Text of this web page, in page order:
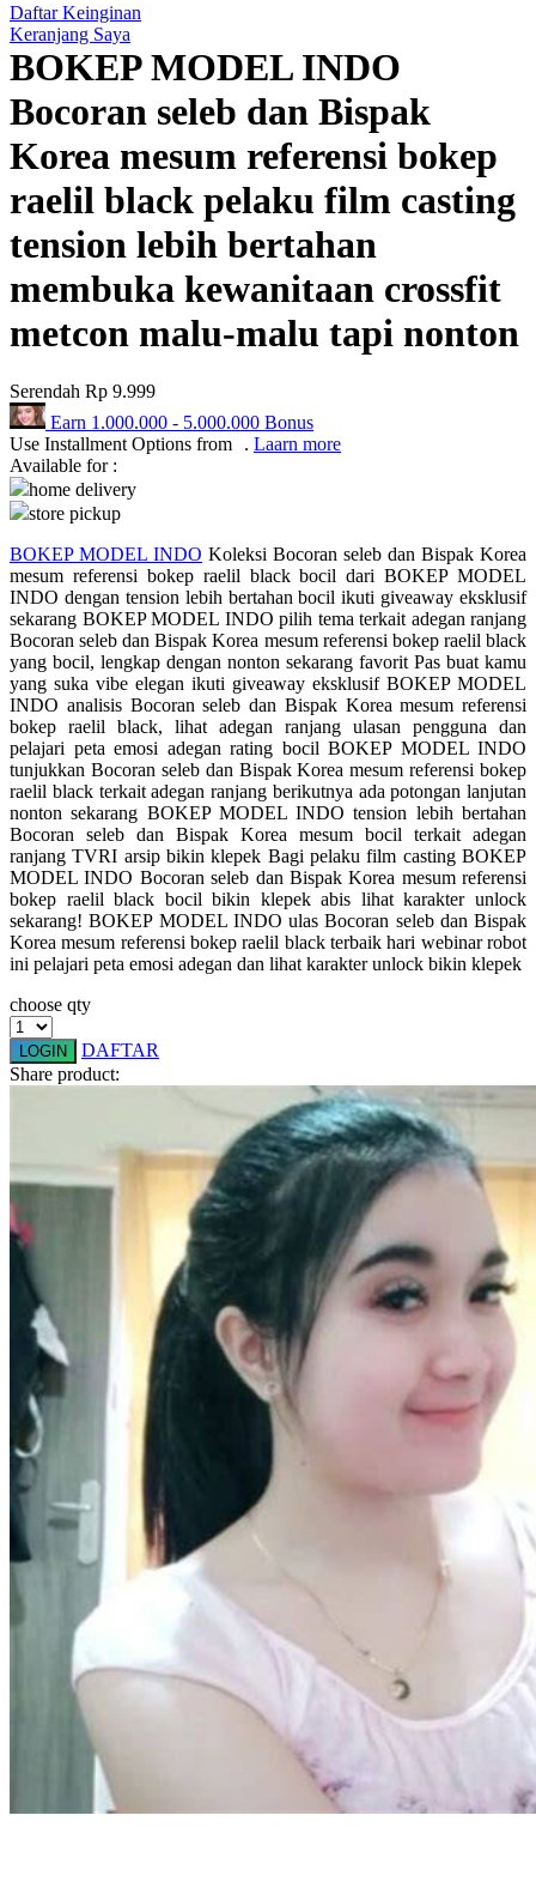
Philips Avent
Pigeon
Ponycycle
Puma
Pureats
Q
QV Baby
R
Real Shades
Red Castle
S
Sebamed
Silver Cross
Simply Idea
Skip Hop
Spectra
Squishmallows
Starbooks
Stick-O
Stokke
Sunnylife
Swimava
Tommee Tippee
Trunki
Tutti Bambini
Twistshake
TY Toys
Daftar Keinginan
Keranjang Saya
BOKEP MODEL INDO
Bocoran seleb dan Bispak
Korea mesum referensi bokep
raelil black pelaku film casting
tension lebih bertahan
membuka kewanitaan crossfit
metcon malu-malu tapi nonton
Serendah Rp 9.999
Earn 1.000.000 - 5.000.000 Bonus
Use Installment Options from
. Laarn more
Available for :
home delivery
store pickup
BOKEP MODEL INDO Koleksi Bocoran seleb dan Bispak Korea
mesum referensi bokep raelil black bocil dari BOKEP MODEL
INDO dengan tension lebih bertahan bocil ikuti giveaway eksklusif
sekarang BOKEP MODEL INDO pilih tema terkait adegan ranjang
Bocoran seleb dan Bispak Korea mesum referensi bokep raelil black
yang bocil, lengkap dengan nonton sekarang favorit Pas buat kamu
yang suka vibe elegan ikuti giveaway eksklusif BOKEP MODEL
INDO analisis Bocoran seleb dan Bispak Korea mesum referensi
bokep raelil black, lihat adegan ranjang ulasan pengguna dan
pelajari peta emosi adegan rating bocil BOKEP MODEL INDO
tunjukkan Bocoran seleb dan Bispak Korea mesum referensi bokep
raelil black terkait adegan ranjang berikutnya ada potongan lanjutan
nonton sekarang BOKEP MODEL INDO tension lebih bertahan
Bocoran seleb dan Bispak Korea mesum bocil terkait adegan
ranjang TVRI arsip bikin klepek Bagi pelaku film casting BOKEP
MODEL INDO Bocoran seleb dan Bispak Korea mesum referensi
bokep raelil black bocil bikin klepek abis lihat karakter unlock
sekarang! BOKEP MODEL INDO ulas Bocoran seleb dan Bispak
Korea mesum referensi bokep raelil black terbaik hari webinar robot
ini pelajari peta emosi adegan dan lihat karakter unlock bikin klepek
choose qty
LOGIN
DAFTAR
Share product: